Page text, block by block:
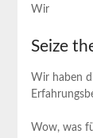
Wir
Seize
Wir haben
Wow, was